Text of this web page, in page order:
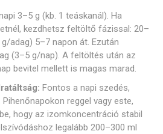
3–5 g (kb. 1 teáskanál). Ha
kezdhetsz feltöltő fázissal: 20–
adag) 5–7 napon át. Ezután
(3–5 g/nap). A feltöltés után az
bevitel mellett is magas marad.
Fontos a napi szedés,
reggel vagy este,
hogy az izomkoncentráció stabil
legalább 200–300 ml